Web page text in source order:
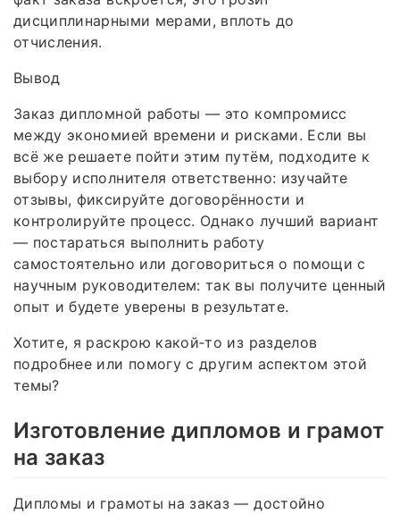
дисциплинарными мерами, вплоть до
отчисления.
Вывод
Заказ дипломной работы — это компромисс
между экономией времени и рисками. Если вы
всё же решаете пойти этим путём, подходите к
выбору исполнителя ответственно: изучайте
отзывы, фиксируйте договорённости и
контролируйте процесс. Однако лучший вариант
— постараться выполнить работу
самостоятельно или договориться о помощи с
научным руководителем: так вы получите ценный
опыт и будете уверены в результате.
Хотите, я раскрою какой‑то из разделов
подробнее или помогу с другим аспектом этой
темы?
Изготовление дипломов и грамот
на заказ
Дипломы и грамоты на заказ — достойно